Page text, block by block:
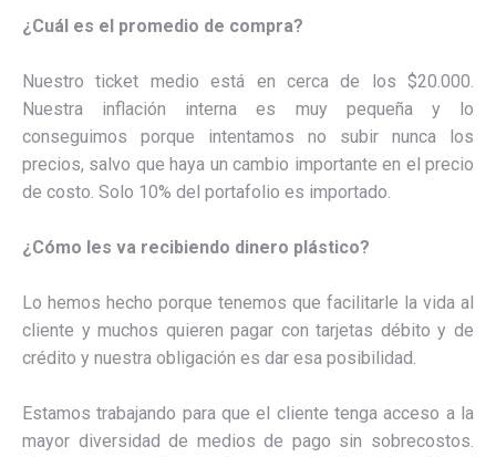
¿Cuál es el promedio de compra?
Nuestro ticket medio está en cerca de los $20.000.
Nuestra inflación interna es muy pequeña y lo
conseguimos porque intentamos no subir nunca los
precios, salvo que haya un cambio importante en el precio
de costo. Solo 10% del portafolio es importado.
¿Cómo les va recibiendo dinero plástico?
Lo hemos hecho porque tenemos que facilitarle la vida al
cliente y muchos quieren pagar con tarjetas débito y de
crédito y nuestra obligación es dar esa posibilidad.
Estamos trabajando para que el cliente tenga acceso a la
mayor diversidad de medios de pago sin sobrecostos.